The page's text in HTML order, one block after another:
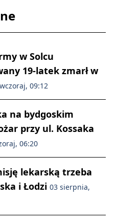
w Solcu
19-latek zmarł w
wczoraj, 09:12
na bydgoskim
przy ul. Kossaka
06:20
lekarską trzeba
i Łodzi 03 sierpnia,